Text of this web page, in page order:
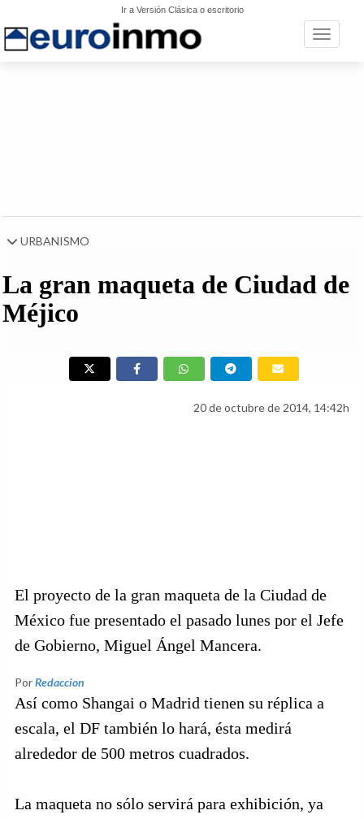
Ir a Versión Clásica o escritorio
Toggle
URBANISMO
La gran maqueta de Ciudad de
Méjico
20 de octubre de 2014, 14:42h
El proyecto de la gran maqueta de la Ciudad de
México fue presentado el pasado lunes por el Jefe
de Gobierno, Miguel Ángel Mancera.
PorRedaccion
Así como Shangai o Madrid tienen su réplica a
escala, el DF también lo hará, ésta medirá
alrededor de 500 metros cuadrados.
La maqueta no sólo servirá para exhibición, ya